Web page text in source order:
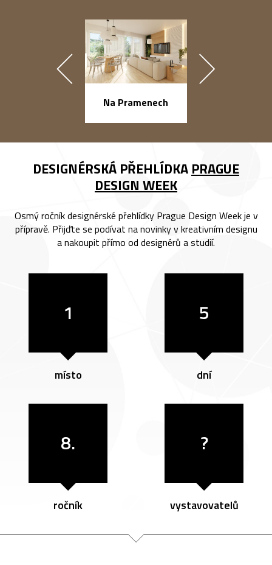
Na Pramenech
DESIGNÉRSKÁ PŘEHLÍDKA PRAGUE
DESIGN WEEK
Osmý ročník designérské přehlídky Prague Design Week je v
přípravě. Přijďte se podívat na novinky v kreativním designu
a nakoupit přímo od designérů a studií.
1
místo
5
dní
8.
ročník
?
vystavovatelů